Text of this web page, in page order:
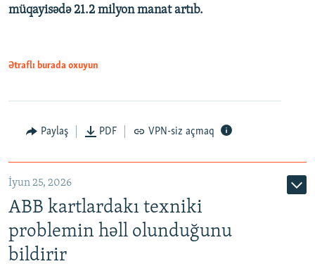
Auto 240p 360p 480p
720p 1080p
müqayisədə 21.2 milyon manat artıb.
Ətraflı burada oxuyun
Paylaş PDF VPN-siz açmaq
İyun 25, 2026
ABB kartlardakı texniki
problemin həll olunduğunu
bildirir